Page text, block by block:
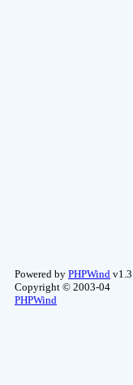
Powered by PHPWind
Copyright © 2003-04
PHPWind